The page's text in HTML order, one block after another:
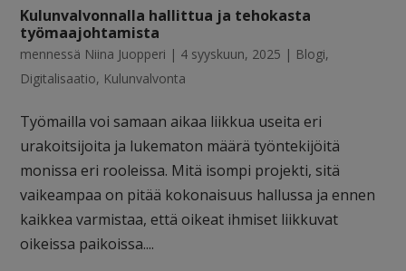
Kulunvalvonnalla hallittua ja tehokasta
työmaajohtamista
mennessä Niina Juopperi | 4 syyskuun, 2025 | Blogi,
Digitalisaatio, Kulunvalvonta
Työmailla voi samaan aikaa liikkua useita eri
urakoitsijoita ja lukematon määrä työntekijöitä
monissa eri rooleissa. Mitä isompi projekti, sitä
vaikeampaa on pitää kokonaisuus hallussa ja ennen
kaikkea varmistaa, että oikeat ihmiset liikkuvat
oikeissa paikoissa....